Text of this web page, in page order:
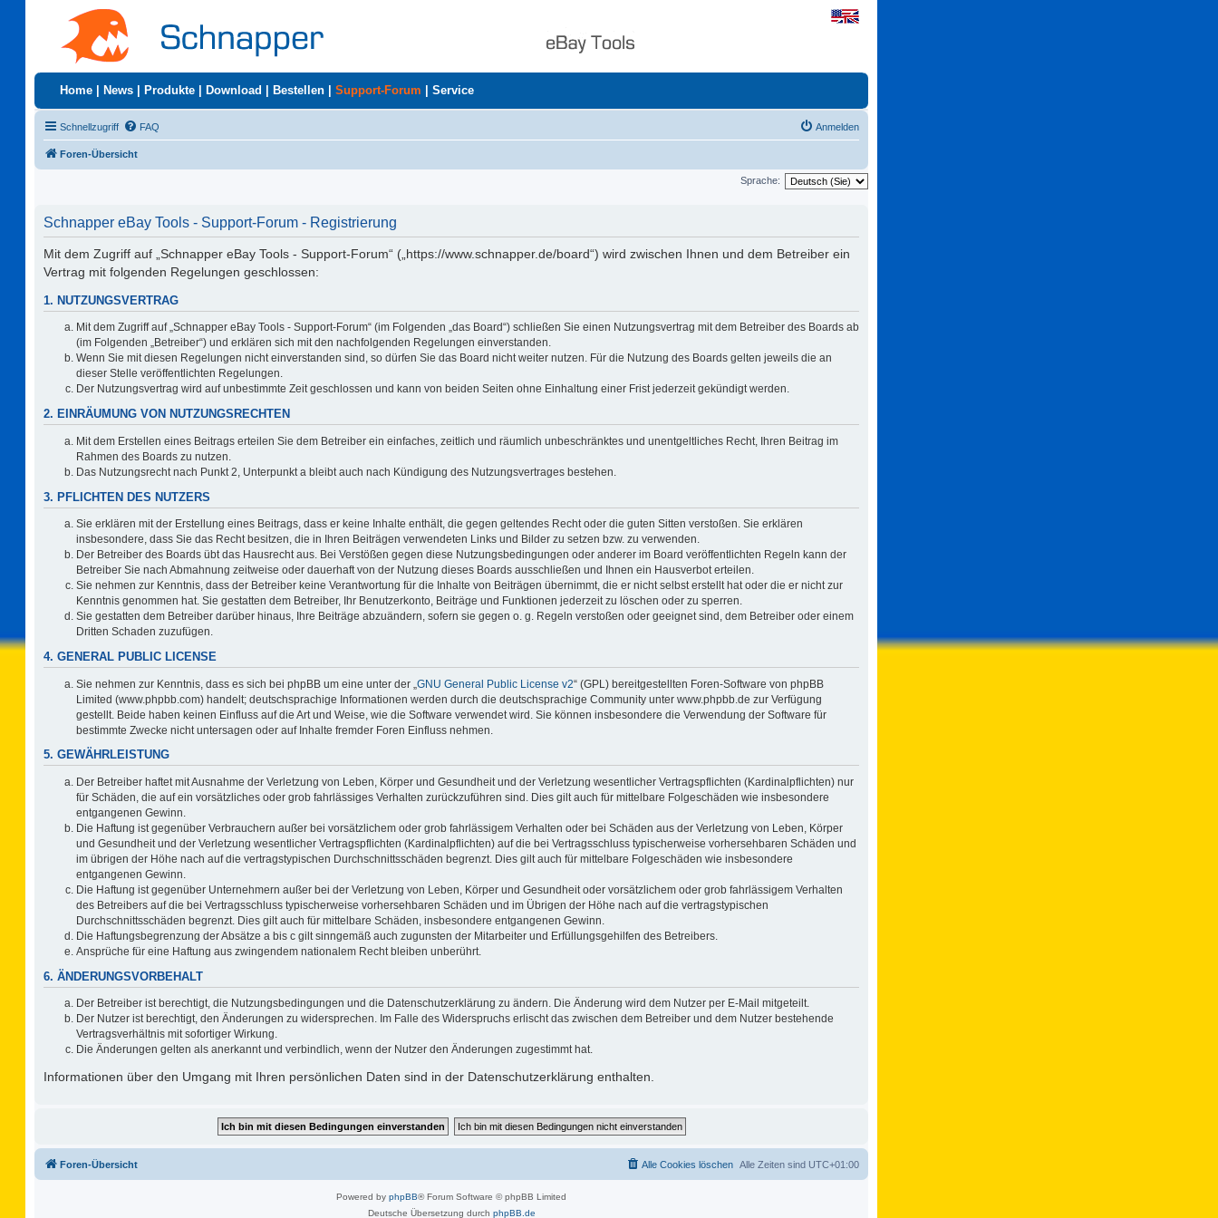
Home News Produkte Download Bestellen Support-Forum Service
Schnellzugriff FAQ Anmelden
Foren-Übersicht
Sprache:
Schnapper eBay Tools - Support-Forum - Registrierung
Mit dem Zugriff auf „Schnapper eBay Tools - Support-Forum“ („https://www.schnapper.de/board“) wird zwischen Ihnen und dem Betreiber ein
Vertrag mit folgenden Regelungen geschlossen:
1. NUTZUNGSVERTRAG
Mit dem Zugriff auf „Schnapper eBay Tools - Support-Forum“ (im Folgenden „das Board“) schließen Sie einen Nutzungsvertrag mit dem Betreiber des Boards ab
(im Folgenden „Betreiber“) und erklären sich mit den nachfolgenden Regelungen einverstanden.
Wenn Sie mit diesen Regelungen nicht einverstanden sind, so dürfen Sie das Board nicht weiter nutzen. Für die Nutzung des Boards gelten jeweils die an
dieser Stelle veröffentlichten Regelungen.
Der Nutzungsvertrag wird auf unbestimmte Zeit geschlossen und kann von beiden Seiten ohne Einhaltung einer Frist jederzeit gekündigt werden.
2. EINRÄUMUNG VON NUTZUNGSRECHTEN
Mit dem Erstellen eines Beitrags erteilen Sie dem Betreiber ein einfaches, zeitlich und räumlich unbeschränktes und unentgeltliches Recht, Ihren Beitrag im
Rahmen des Boards zu nutzen.
Das Nutzungsrecht nach Punkt 2, Unterpunkt a bleibt auch nach Kündigung des Nutzungsvertrages bestehen.
3. PFLICHTEN DES NUTZERS
Sie erklären mit der Erstellung eines Beitrags, dass er keine Inhalte enthält, die gegen geltendes Recht oder die guten Sitten verstoßen. Sie erklären
insbesondere, dass Sie das Recht besitzen, die in Ihren Beiträgen verwendeten Links und Bilder zu setzen bzw. zu verwenden.
Der Betreiber des Boards übt das Hausrecht aus. Bei Verstößen gegen diese Nutzungsbedingungen oder anderer im Board veröffentlichten Regeln kann der
Betreiber Sie nach Abmahnung zeitweise oder dauerhaft von der Nutzung dieses Boards ausschließen und Ihnen ein Hausverbot erteilen.
Sie nehmen zur Kenntnis, dass der Betreiber keine Verantwortung für die Inhalte von Beiträgen übernimmt, die er nicht selbst erstellt hat oder die er nicht zur
Kenntnis genommen hat. Sie gestatten dem Betreiber, Ihr Benutzerkonto, Beiträge und Funktionen jederzeit zu löschen oder zu sperren.
Sie gestatten dem Betreiber darüber hinaus, Ihre Beiträge abzuändern, sofern sie gegen o. g. Regeln verstoßen oder geeignet sind, dem Betreiber oder einem
Dritten Schaden zuzufügen.
4. GENERAL PUBLIC LICENSE
Sie nehmen zur Kenntnis, dass es sich bei phpBB um eine unter der „ GNU General Public License v2“ (GPL) bereitgestellten Foren-Software von phpBB
Limited (www.phpbb.com) handelt; deutschsprachige Informationen werden durch die deutschsprachige Community unter www.phpbb.de zur Verfügung
gestellt. Beide haben keinen Einfluss auf die Art und Weise, wie die Software verwendet wird. Sie können insbesondere die Verwendung der Software für
bestimmte Zwecke nicht untersagen oder auf Inhalte fremder Foren Einfluss nehmen.
5. GEWÄHRLEISTUNG
Der Betreiber haftet mit Ausnahme der Verletzung von Leben, Körper und Gesundheit und der Verletzung wesentlicher Vertragspflichten (Kardinalpflichten) nur
für Schäden, die auf ein vorsätzliches oder grob fahrlässiges Verhalten zurückzuführen sind. Dies gilt auch für mittelbare Folgeschäden wie insbesondere
entgangenen Gewinn.
Die Haftung ist gegenüber Verbrauchern außer bei vorsätzlichem oder grob fahrlässigem Verhalten oder bei Schäden aus der Verletzung von Leben, Körper
und Gesundheit und der Verletzung wesentlicher Vertragspflichten (Kardinalpflichten) auf die bei Vertragsschluss typischerweise vorhersehbaren Schäden und
im übrigen der Höhe nach auf die vertragstypischen Durchschnittsschäden begrenzt. Dies gilt auch für mittelbare Folgeschäden wie insbesondere
entgangenen Gewinn.
Die Haftung ist gegenüber Unternehmern außer bei der Verletzung von Leben, Körper und Gesundheit oder vorsätzlichem oder grob fahrlässigem Verhalten
des Betreibers auf die bei Vertragsschluss typischerweise vorhersehbaren Schäden und im Übrigen der Höhe nach auf die vertragstypischen
Durchschnittsschäden begrenzt. Dies gilt auch für mittelbare Schäden, insbesondere entgangenen Gewinn.
Die Haftungsbegrenzung der Absätze a bis c gilt sinngemäß auch zugunsten der Mitarbeiter und Erfüllungsgehilfen des Betreibers.
Ansprüche für eine Haftung aus zwingendem nationalem Recht bleiben unberührt.
6. ÄNDERUNGSVORBEHALT
Der Betreiber ist berechtigt, die Nutzungsbedingungen und die Datenschutzerklärung zu ändern. Die Änderung wird dem Nutzer per E-Mail mitgeteilt.
Der Nutzer ist berechtigt, den Änderungen zu widersprechen. Im Falle des Widerspruchs erlischt das zwischen dem Betreiber und dem Nutzer bestehende
Vertragsverhältnis mit sofortiger Wirkung.
Die Änderungen gelten als anerkannt und verbindlich, wenn der Nutzer den Änderungen zugestimmt hat.
Informationen über den Umgang mit Ihren persönlichen Daten sind in der Datenschutzerklärung enthalten.
Foren-Übersicht Alle Zeiten sind UTC+01:00
Alle Cookies löschen
Powered by phpBB® Forum Software © phpBB Limited
Deutsche Übersetzung durch phpBB.de